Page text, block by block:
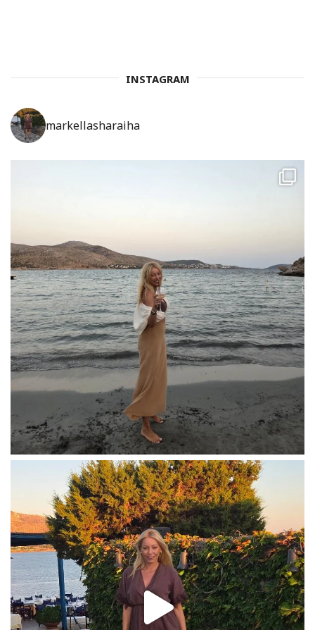
INSTAGRAM
markellasharaiha